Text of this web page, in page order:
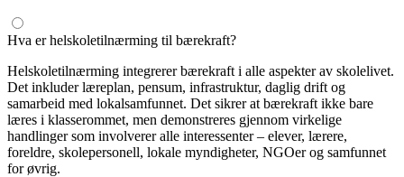
Hva er helskoletilnærming til bærekraft?
Helskoletilnærming integrerer bærekraft i alle aspekter av skolelivet.
Det inkluder læreplan, pensum, infrastruktur, daglig drift og
samarbeid med lokalsamfunnet. Det sikrer at bærekraft ikke bare
læres i klasserommet, men demonstreres gjennom virkelige
handlinger som involverer alle interessenter – elever, lærere,
foreldre, skolepersonell, lokale myndigheter, NGOer og samfunnet
for øvrig.